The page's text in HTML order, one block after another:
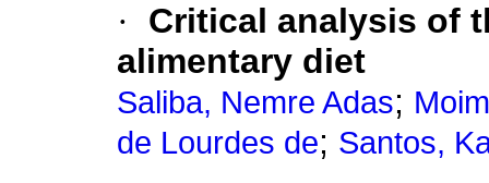
·
Critical analysis of
alimentary diet
Saliba, Nemre Adas;
de Lourdes de; Santos,